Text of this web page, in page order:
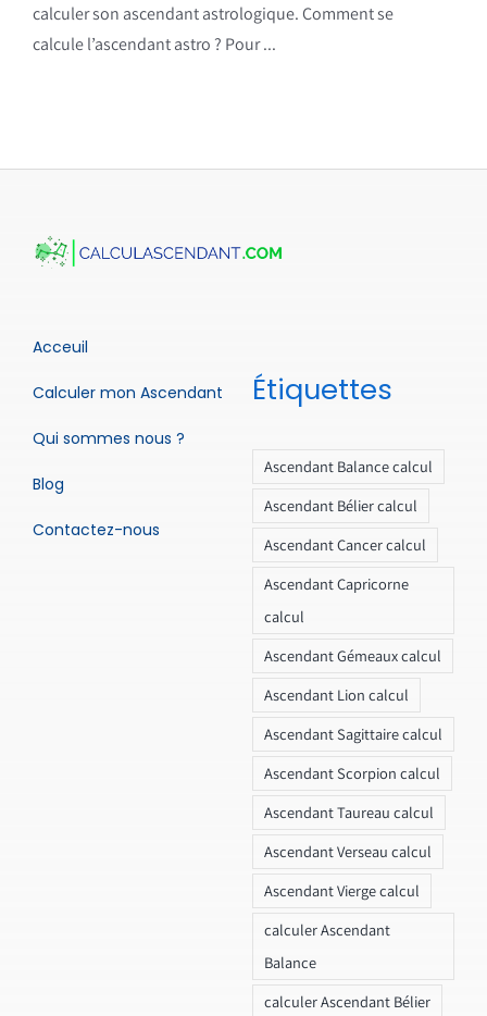
calculer son ascendant astrologique. Comment se
calcule l’ascendant astro ? Pour ...
Acceuil
Calculer mon Ascendant
Qui sommes nous ?
Blog
Contactez-nous
Étiquettes
Ascendant Balance calcul
Ascendant Bélier calcul
Ascendant Cancer calcul
Ascendant Capricorne
calcul
Ascendant Gémeaux calcul
Ascendant Lion calcul
Ascendant Sagittaire calcul
Ascendant Scorpion calcul
Ascendant Taureau calcul
Ascendant Verseau calcul
Ascendant Vierge calcul
calculer Ascendant
Balance
calculer Ascendant Bélier